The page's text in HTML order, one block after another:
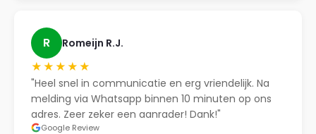
R Romeijn R.J.
★★★★★
"Heel snel in communicatie en erg vriendelijk. Na
melding via Whatsapp binnen 10 minuten op ons
adres. Zeer zeker een aanrader! Dank!"
Google Review